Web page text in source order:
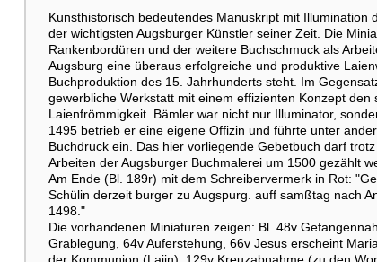
Kunsthistorisch bedeutendes Manuskript mit
der wichtigsten Augsburger Künstler seiner Zeit. Die
Rankenbordüren und der weitere Buchschmuck als
Augsburg eine überaus erfolgreiche und produktive
Buchproduktion des 15. Jahrhunderts steht. Im
gewerbliche Werkstatt mit einem effizienten Konzept
Laienfrömmigkeit. Bämler war nicht nur Illuminator,
1495 betrieb er eine eigene Offizin und führte unter
Buchdruck ein. Das hier vorliegende Gebetbuch darf
Arbeiten der Augsburger Buchmalerei um 1500 gezählt
Am Ende (Bl. 189r) mit dem Schreibervermerk in Rot:
Schülin derzeit burger zu Augspurg. auff samßtag nach
1498."
Die vorhandenen Miniaturen zeigen: Bl. 48v
Grablegung, 64v Auferstehung, 66v Jesus erscheint